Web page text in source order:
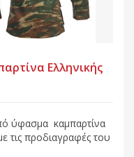
Ελληνικής
ύφασμα καμπαρτίνα
τις προδιαγραφές του